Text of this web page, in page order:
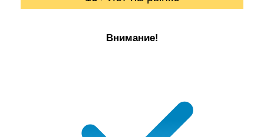
Внимание!